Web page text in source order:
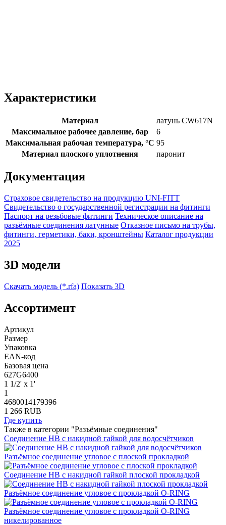
Характеристики
Материал
латунь CW617N
Максимальное рабочее давление, бар
6
Максимальная рабочая температура, °С 95
Материал плоского уплотнения
паронит
Документация
Страховое свидетельство на продукцию UNI-FITT
Свидетельство о государственной регистрации на фитинги
Паспорт на резьбовые фитинги Техническое описание на
разъёмные соединения латунные Отказное письмо на трубы,
фитинги, герметики, баки, кронштейны Каталог продукции
2025
3D модели
Скачать модель (*.rfa) Показать 3D
Ассортимент
Артикул
Размер
Упаковка
EAN-код
Базовая цена
627G6400
1 1/2' x 1'
1
4680014179396
1 266 RUB
Где купить
Также в категории "Разъёмные соединения"
Соединение НВ с накидной гайкой для водосчётчиков
Разъёмное соединение угловое с плоской прокладкой
Соединение НВ с накидной гайкой плоской прокладкой
Разъёмное соединение угловое с прокладкой O-RING
Разъёмное соединение угловое с прокладкой O-RING
никелированное